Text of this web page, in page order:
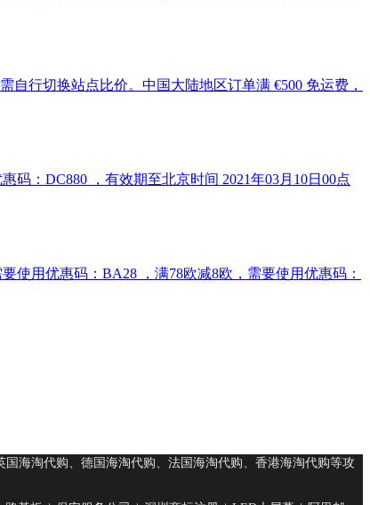
自行切换站点比价。中国大陆地区订单满 €500 免运费，
码：DC880 ，有效期至北京时间 2021年03月10日00点
使用优惠码：BA28 ，满78欧减8欧，需要使用优惠码：
海淘代购、德国海淘代购、法国海淘代购、香港海淘代购等攻